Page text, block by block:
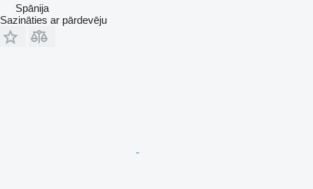
Spānija
Sazināties ar pārdevēju